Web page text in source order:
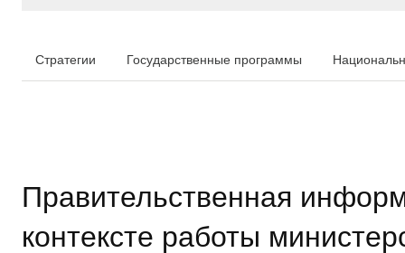
Стратегии Государственные программы
Правительственная
контексте работы